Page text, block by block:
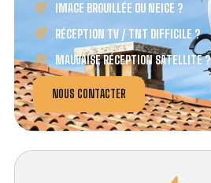
IMAGE BROUILLÉE OU NEIGE ?
RÉCEPTION TV / TNT DIFFICILE ?
MAUVAISE RÉCEPTION SATELLITE ?
NOUS CONTACTER